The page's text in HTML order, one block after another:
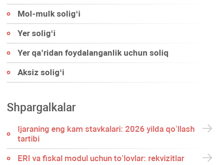
Mol-mulk soligʻi
Yer soligʻi
Yer qa’ridan foydalanganlik uchun soliq
Aksiz soligʻi
Shpargalkalar
Ijaraning eng kam stavkalari: 2026 yilda qoʻllash
tartibi
ERI va fiskal modul uchun toʻlovlar: rekvizitlar